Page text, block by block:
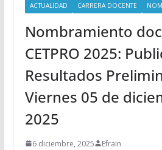
ACTUALIDAD CARRERA DOCENTE
Nombramiento
CETPRO 2025:
Resultados
Viernes 05 de
2025
6 diciembre, 2025 Efrain